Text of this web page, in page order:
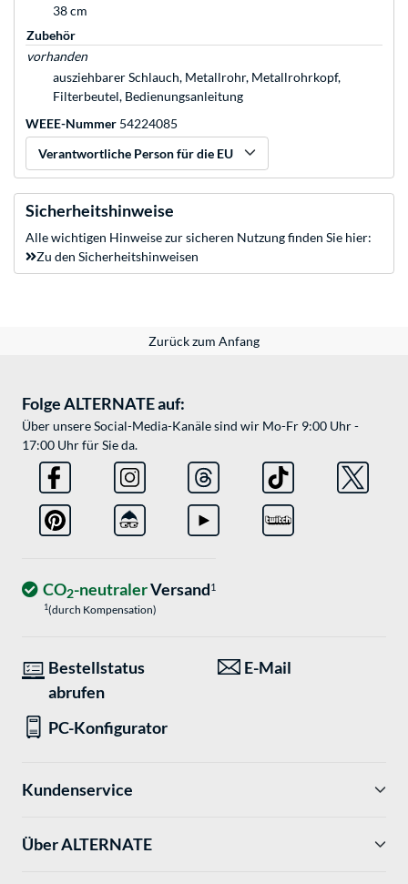
38 cm
Zubehör
vorhanden
ausziehbarer Schlauch, Metallrohr, Metallrohrkopf,
Filterbeutel, Bedienungsanleitung
WEEE-Nummer 54224085
Verantwortliche Person für die EU
Sicherheitshinweise
Alle wichtigen Hinweise zur sicheren Nutzung finden Sie hier:
Zu den Sicherheitshinweisen
Zurück zum Anfang
Folge ALTERNATE auf:
Über unsere Social-Media-Kanäle sind wir Mo-Fr 9:00 Uhr -
17:00 Uhr für Sie da.
CO2-neutralerVersand1
1(durch Kompensation)
Bestellstatus
abrufen
E-Mail
PC-Konfigurator
Kundenservice
Über ALTERNATE